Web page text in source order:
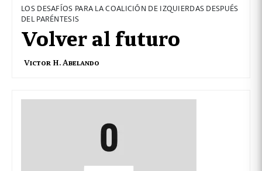
LOS DESAFÍOS PARA LA COALICIÓN DE IZQUIERDAS DESPUÉS
DEL PARÉNTESIS
Volver al futuro
Victor H. Abelando